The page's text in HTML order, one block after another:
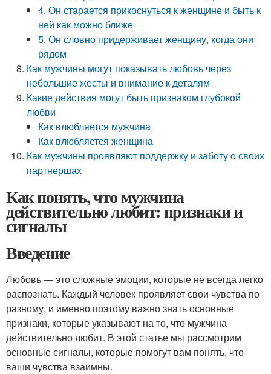
4. Он старается прикоснуться к женщине и быть к
ней как можно ближе
5. Он словно придерживает женщину, когда они
рядом
Как мужчины могут показывать любовь через
небольшие жесты и внимание к деталям
Какие действия могут быть признаком глубокой
любви
Как влюбляется мужчина
Как влюбляется женщина
Как мужчины проявляют поддержку и заботу о своих
партнершах
Как понять, что мужчина
действительно любит: признаки и
сигналы
Введение
Любовь — это сложные эмоции, которые не всегда легко
распознать. Каждый человек проявляет свои чувства по-
разному, и именно поэтому важно знать основные
признаки, которые указывают на то, что мужчина
действительно любит. В этой статье мы рассмотрим
основные сигналы, которые помогут вам понять, что
ваши чувства взаимны.